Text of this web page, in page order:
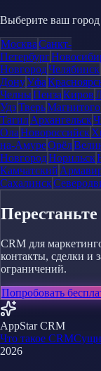
Выберите ваш город
МоскваСанкт-
Петербург
НовгородЧелябинск
ДонуУфа
ЧелныПензаКиров
УдэТверь
ТагилАрхангельск
ОлаНовороссийск
на-АмуреОрёл
НовгородНорильск
Камчатский
Сахалинск
CRM для
контакты, сделки и
ограничений.
Попробовать
AppStar CRM
Что такое CRM
2026